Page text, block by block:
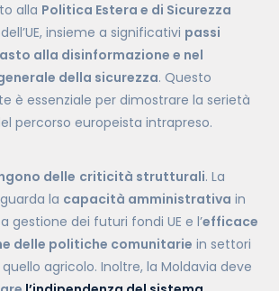
alla Politica Estera e di Sicurezza
dell’UE, insieme a significativi passi
alla disinformazione e nel
della sicurezza. Questo
è essenziale per dimostrare la serietà
percorso europeista intrapreso.
delle criticità strutturali. La
la capacità amministrativa in
gestione dei futuri fondi UE e l’efficace
delle politiche comunitarie in settori
agricolo. Inoltre, la Moldavia deve